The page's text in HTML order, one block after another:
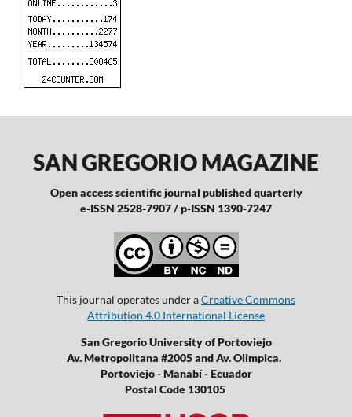
SAN GREGORIO MAGAZINE
Open access scientific journal published quarterly
e-ISSN 2528-7907 / p-ISSN 1390-7247
This journal operates under aCreative Commons
Attribution 4.0 International License
San Gregorio University of Portoviejo
Av. Metropolitana #2005 and Av. Olimpica.
Portoviejo - Manabí - Ecuador
Postal Code 130105